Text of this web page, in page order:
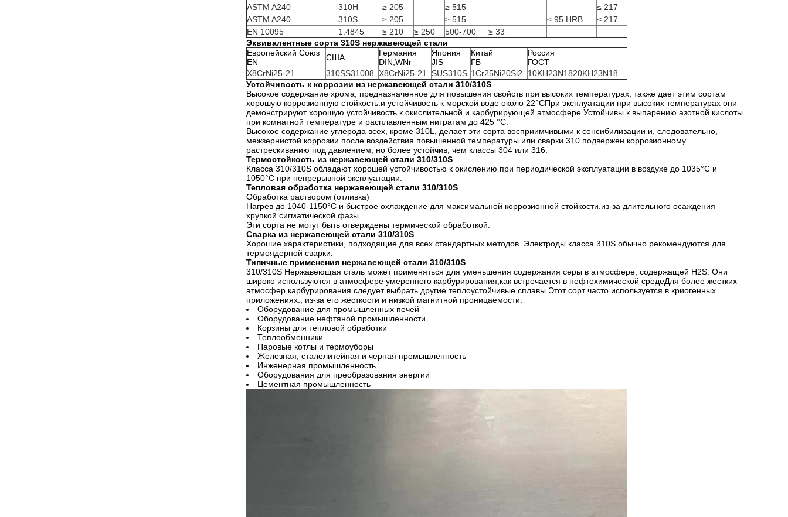
ASTM A240
310H ≥ 205 ≥ 515
≤ 217
ASTM A240
310S ≥ 205 ≥ 515 ≤ 95 HRB
≤ 217
EN 10095
1.4845 ≥ 210 ≥ 250 500-700
≥ 33
Эквивалентные сорта 310S нержавеющей стали
Европейский Союз
EN
США
Германия
DIN,WNr
Япония
JIS
Китай
ГБ
Россия
ГОСТ
X8CrNi25-21
310SS31008 X8CrNi25-21 SUS310S 1Cr25Ni20Si2
10KH23N1820KH23N18
Устойчивость к коррозии из нержавеющей стали 310/310S
Высокое содержание хрома, предназначенное для повышения свойств при высоких температурах, также дает этим сортам
хорошую коррозионную стойкость.и устойчивость к морской воде около 22°CПри эксплуатации при высоких температурах они
демонстрируют хорошую устойчивость к окислительной и карбурирующей атмосфере.Устойчивы к выпарению азотной кислоты
при комнатной температуре и расплавленным нитратам до 425 °C.
Высокое содержание углерода всех, кроме 310L, делает эти сорта восприимчивыми к сенсибилизации и, следовательно,
межзернистой коррозии после воздействия повышенной температуры или сварки.310 подвержен коррозионному
растрескиванию под давлением, но более устойчив, чем классы 304 или 316.
Термостойкость из нержавеющей стали 310/310S
Класса 310/310S обладают хорошей устойчивостью к окислению при периодической эксплуатации в воздухе до 1035°C и
1050°C при непрерывной эксплуатации.
Тепловая обработка нержавеющей стали 310/310S
Обработка раствором (отливка)
Нагрев до 1040-1150°C и быстрое охлаждение для максимальной коррозионной стойкости.из-за длительного осаждения
хрупкой сигматической фазы.
Эти сорта не могут быть отверждены термической обработкой.
Сварка из нержавеющей стали 310/310S
Хорошие характеристики, подходящие для всех стандартных методов. Электроды класса 310S обычно рекомендуются для
термоядерной сварки.
Типичные применения нержавеющей стали 310/310S
310/310S Нержавеющая сталь может применяться для уменьшения содержания серы в атмосфере, содержащей H2S. Они
широко используются в атмосфере умеренного карбурирования,как встречается в нефтехимической средеДля более жестких
атмосфер карбурирования следует выбрать другие теплоустойчивые сплавы.Этот сорт часто используется в криогенных
приложениях., из-за его жесткости и низкой магнитной проницаемости.
Оборудование для промышленных печей
Оборудование нефтяной промышленности
Корзины для тепловой обработки
Теплообменники
Паровые котлы и термоуборы
Железная, сталелитейная и черная промышленность
Инженерная промышленность
Оборудования для преобразования энергии
Цементная промышленность